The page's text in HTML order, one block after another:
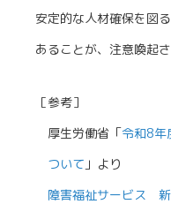
安定的な人材確保を図
あることが、注意喚起さ
［参考］
厚生労働省「令和8年
ついて 」より
障害福祉サービス